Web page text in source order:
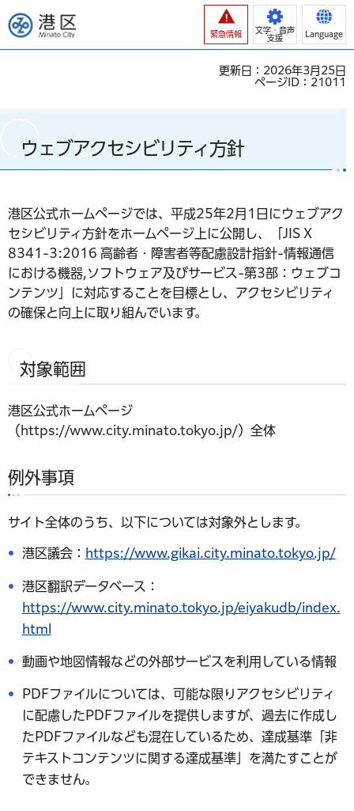
港区
緊急情報
文字・音声
支援
Language
更新日：2026年3月25日
ページID：21011
ウェブアクセシビリティ方針
港区公式ホームページでは、平成25年2月1日にウェブアク
セシビリティ方針をホームページ上に公開し、「JIS X
8341-3:2016 高齢者・障害者等配慮設計指針-情報通信
における機器,ソフトウェア及びサービス-第3部：ウェブコ
ンテンツ」に対応することを目標とし、アクセシビリティ
の確保と向上に取り組んでいます。
対象範囲
港区公式ホームページ
（https://www.city.minato.tokyo.jp/）全体
例外事項
サイト全体のうち、以下については対象外とします。
港区議会： https://www.gikai.city.minato.tokyo.jp/
港区翻訳データベース：
https://www.city.minato.tokyo.jp/eiyakudb/index.
html
動画や地図情報などの外部サービスを利用している情報
PDFファイルについては、可能な限りアクセシビリティ
に配慮したPDFファイルを提供しますが、過去に作成し
たPDFファイルなども混在しているため、達成基準「非
テキストコンテンツに関する達成基準」を満たすことが
できません。